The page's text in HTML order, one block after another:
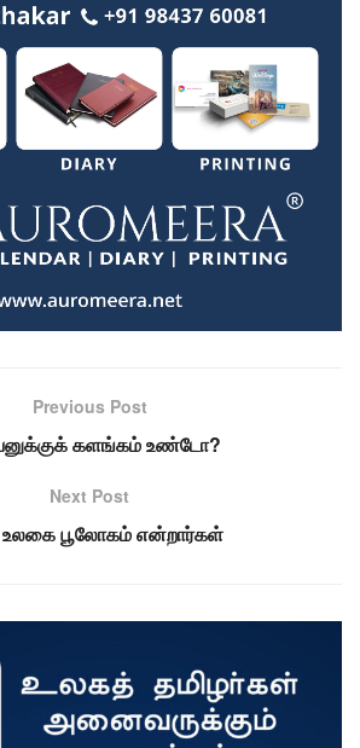
Previous Post
களங்கம் உண்டோ?
Next Post
பூலோகம் என்றார்கள்